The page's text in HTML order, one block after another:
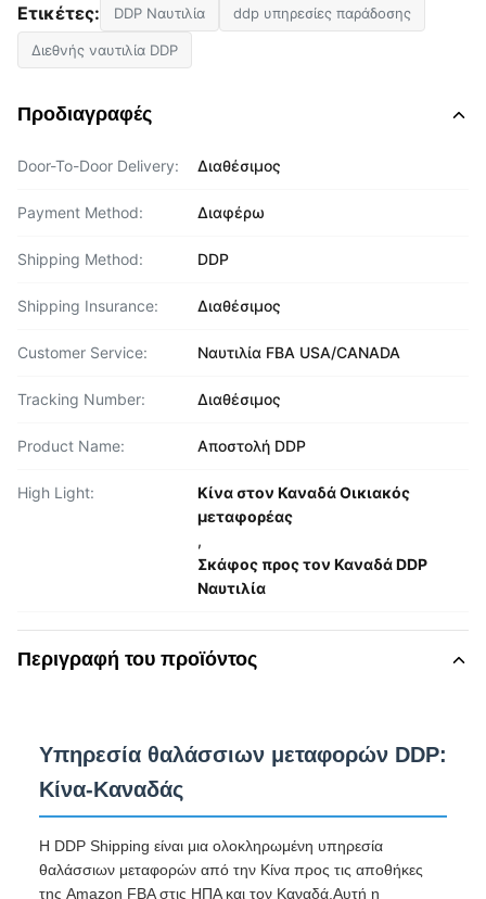
Ετικέτες: DDP Ναυτιλία ddp υπηρεσίες παράδοσης
Διεθνής ναυτιλία DDP
Προδιαγραφές
Door-To-Door Delivery: Διαθέσιμος
Payment Method: Διαφέρω
Shipping Method: DDP
Shipping Insurance: Διαθέσιμος
Customer Service: Ναυτιλία FBA USA/CANADA
Tracking Number: Διαθέσιμος
Product Name: Αποστολή DDP
High Light:
Κίνα στον Καναδά Οικιακός
μεταφορέας
,
Σκάφος προς τον Καναδά DDP
Ναυτιλία
Περιγραφή του προϊόντος
Υπηρεσία θαλάσσιων μεταφορών DDP:
Κίνα-Καναδάς
Η DDP Shipping είναι μια ολοκληρωμένη υπηρεσία
θαλάσσιων μεταφορών από την Κίνα προς τις αποθήκες
της Amazon FBA στις ΗΠΑ και τον Καναδά.Αυτή η